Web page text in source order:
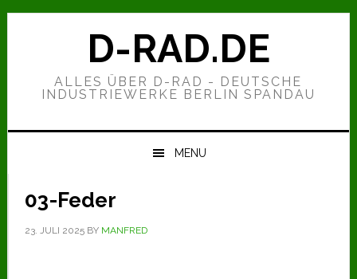
Zur
Hauptnavigation
Zum
Zur
D-RAD.DE
ALLES ÜBER D-RAD - DEUTSCHE
INDUSTRIEWERKE BERLIN SPANDAU
MENU
03-Feder
23. JULI 2025BY MANFRED